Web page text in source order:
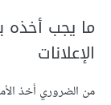
ما يجب أخذه
الإعلانات
من الضروري أخذ